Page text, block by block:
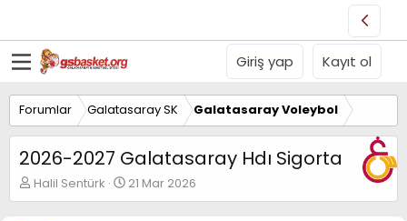
Giriş yap Kayıt ol
Forumlar Galatasaray SK Galatasaray Voleybol
2026-2027 Galatasaray Hdı Sigorta
K
o
Halil Sentürk
B
a
21 Mar 2026